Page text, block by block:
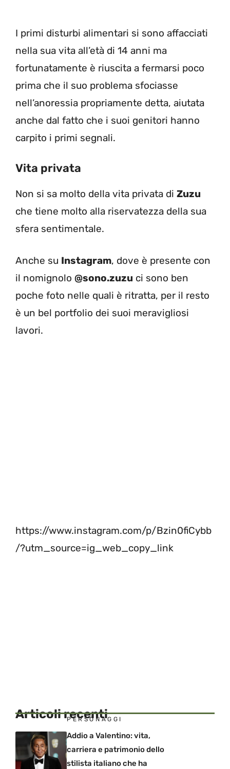
I primi disturbi alimentari si sono affacciati
nella sua vita all’età di 14 anni ma
fortunatamente è riuscita a fermarsi poco
prima che il suo problema sfociasse
nell’anoressia propriamente detta, aiutata
anche dal fatto che i suoi genitori hanno
carpito i primi segnali.
Vita privata
Non si sa molto della vita privata di Zuzu
che tiene molto alla riservatezza della sua
sfera sentimentale.
Anche su Instagram, dove è presente con
il nomignolo @sono.zuzu ci sono ben
poche foto nelle quali è ritratta, per il resto
è un bel portfolio dei suoi meravigliosi
lavori.
https://www.instagram.com/p/Bzin0fiCybb
/?utm_source=ig_web_copy_link
Articoli recenti
PERSONAGGI
Addio a Valentino: vita,
carriera e patrimonio dello
stilista italiano che ha